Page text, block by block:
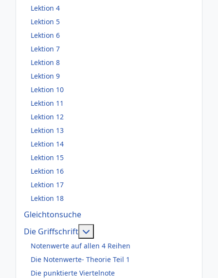
Lektion 4
Lektion 5
Lektion 6
Lektion 7
Lektion 8
Lektion 9
Lektion 10
Lektion 11
Lektion 12
Lektion 13
Lektion 14
Lektion 15
Lektion 16
Lektion 17
Lektion 18
Gleichtonsuche
Die Griffschrift
Notenwerte auf allen 4 Reihen
Die Notenwerte- Theorie Teil 1
Die punktierte Viertelnote